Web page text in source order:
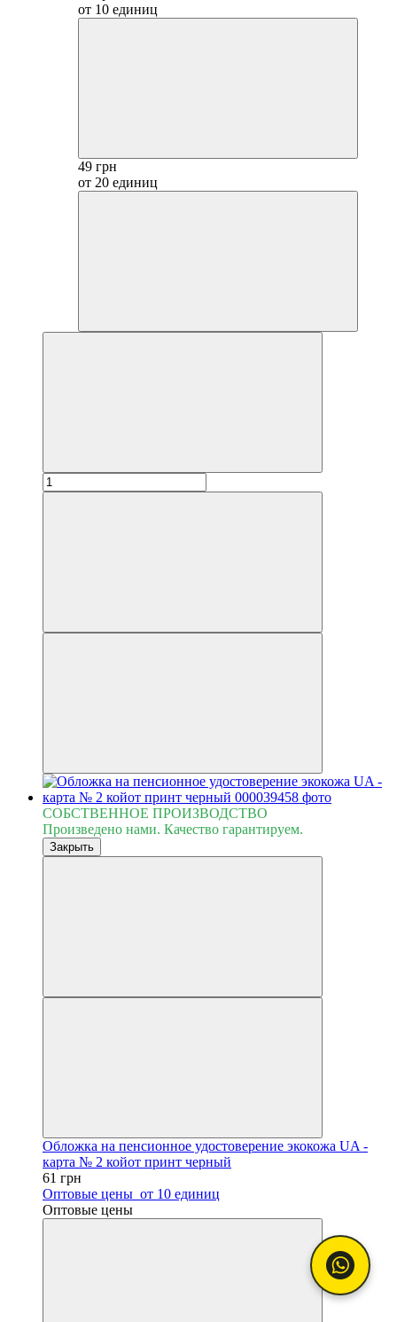
от 10 единиц
49 грн
от 20 единиц
СОБСТВЕННОЕ ПРОИЗВОДСТВО
Произведено нами. Качество гарантируем.
Закрыть
Обложка на пенсионное удостоверение экокожа UA -
карта № 2 койот принт черный
61 грн
Оптовые цены от 10 единиц
Оптовые цены